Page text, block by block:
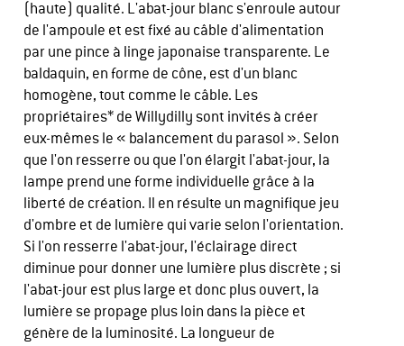
(haute) qualité. L'abat-jour blanc s'enroule autour
de l'ampoule et est fixé au câble d'alimentation
par une pince à linge japonaise transparente. Le
baldaquin, en forme de cône, est d'un blanc
homogène, tout comme le câble. Les
propriétaires* de Willydilly sont invités à créer
eux-mêmes le « balancement du parasol ». Selon
que l'on resserre ou que l'on élargit l'abat-jour, la
lampe prend une forme individuelle grâce à la
liberté de création. Il en résulte un magnifique jeu
d'ombre et de lumière qui varie selon l'orientation.
Si l'on resserre l'abat-jour, l'éclairage direct
diminue pour donner une lumière plus discrète ; si
l'abat-jour est plus large et donc plus ouvert, la
lumière se propage plus loin dans la pièce et
génère de la luminosité. La longueur de